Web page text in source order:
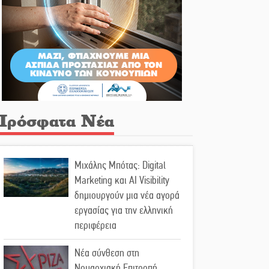
Νέα
Μιχάλης Μπότας: Digital
Marketing και AI Visibility
δημιουργούν μια νέα αγορά
εργασίας για την ελληνική
περιφέρεια
Νέα σύνθεση στη